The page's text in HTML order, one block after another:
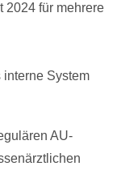
2024 für mehrere
interne System
AU-